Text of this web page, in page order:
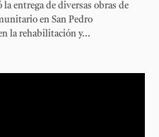
entrega de diversas obras de
en San Pedro
la rehabilitación y...